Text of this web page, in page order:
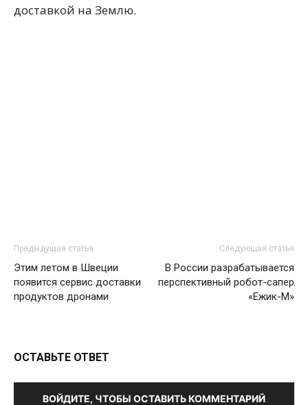
доставкой на Землю.
Предыдущая статья
Этим летом в Швеции
появится сервис доставки
продуктов дронами
Следующая статья
В России разрабатывается
перспективный робот-сапер
«Ежик-М»
ОСТАВЬТЕ ОТВЕТ
ВОЙДИТЕ, ЧТОБЫ ОСТАВИТЬ КОММЕНТАРИЙ